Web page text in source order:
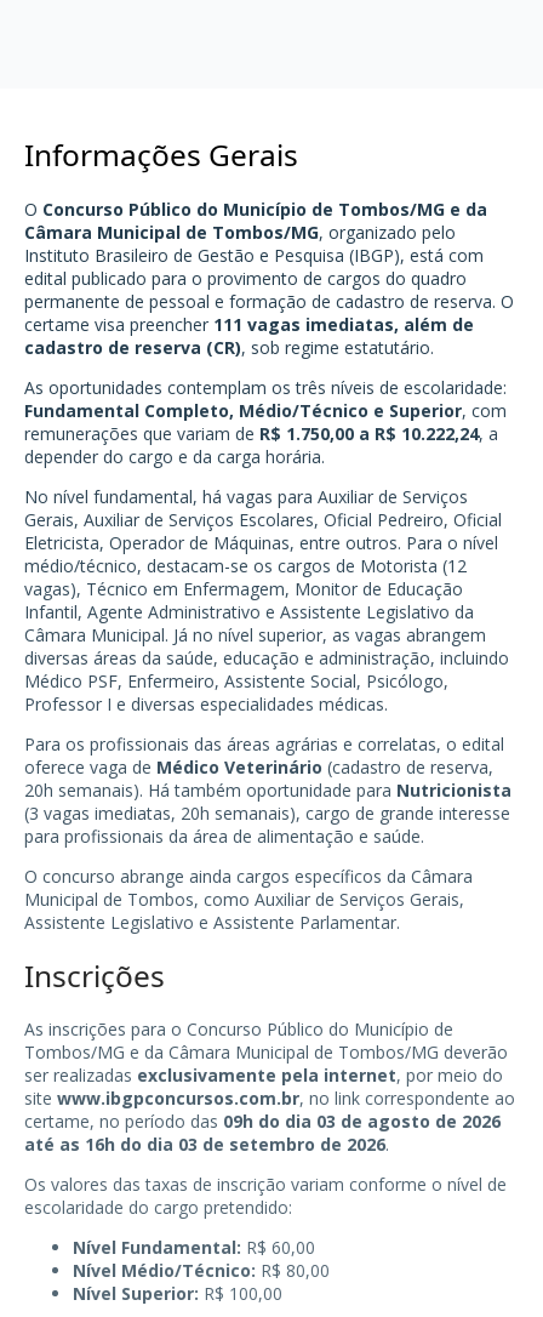
Informações Gerais
O Concurso Público do Município de Tombos/MG e da
Câmara Municipal de Tombos/MG, organizado pelo
Instituto Brasileiro de Gestão e Pesquisa (IBGP), está com
edital publicado para o provimento de cargos do quadro
permanente de pessoal e formação de cadastro de reserva. O
certame visa preencher 111 vagas imediatas, além de
cadastro de reserva (CR), sob regime estatutário.
As oportunidades contemplam os três níveis de escolaridade:
Fundamental Completo, Médio/Técnico e Superior, com
remunerações que variam de R$ 1.750,00 a R$ 10.222,24, a
depender do cargo e da carga horária.
No nível fundamental, há vagas para Auxiliar de Serviços
Gerais, Auxiliar de Serviços Escolares, Oficial Pedreiro, Oficial
Eletricista, Operador de Máquinas, entre outros. Para o nível
médio/técnico, destacam-se os cargos de Motorista (12
vagas), Técnico em Enfermagem, Monitor de Educação
Infantil, Agente Administrativo e Assistente Legislativo da
Câmara Municipal. Já no nível superior, as vagas abrangem
diversas áreas da saúde, educação e administração, incluindo
Médico PSF, Enfermeiro, Assistente Social, Psicólogo,
Professor I e diversas especialidades médicas.
Para os profissionais das áreas agrárias e correlatas, o edital
oferece vaga de Médico Veterinário (cadastro de reserva,
20h semanais). Há também oportunidade para Nutricionista
(3 vagas imediatas, 20h semanais), cargo de grande interesse
para profissionais da área de alimentação e saúde.
O concurso abrange ainda cargos específicos da Câmara
Municipal de Tombos, como Auxiliar de Serviços Gerais,
Assistente Legislativo e Assistente Parlamentar.
Inscrições
As inscrições para o Concurso Público do Município de
Tombos/MG e da Câmara Municipal de Tombos/MG deverão
ser realizadas exclusivamente pela internet, por meio do
site www.ibgpconcursos.com.br, no link correspondente ao
certame, no período das 09h do dia 03 de agosto de 2026
até as 16h do dia 03 de setembro de 2026.
Os valores das taxas de inscrição variam conforme o nível de
escolaridade do cargo pretendido:
Nível Fundamental: R$ 60,00
Nível Médio/Técnico: R$ 80,00
Nível Superior: R$ 100,00